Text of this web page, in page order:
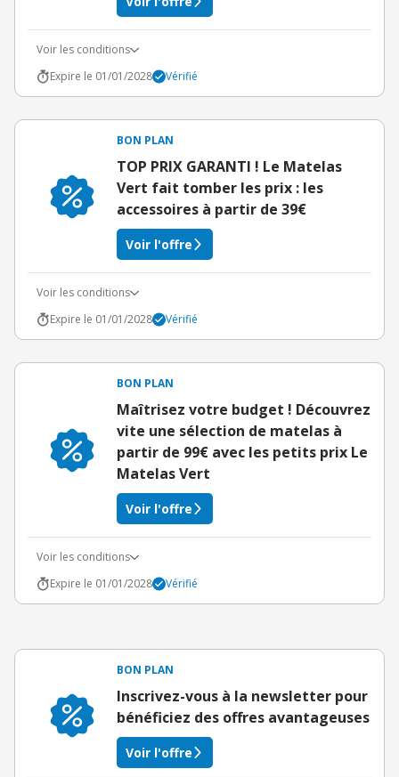
Voir les conditions
Expire le 01/01/2028
Vérifié
BON PLAN
TOP PRIX GARANTI ! Le Matelas
Vert fait tomber les prix : les
accessoires à partir de 39€
Voir l'offre
Voir les conditions
Expire le 01/01/2028
Vérifié
BON PLAN
Maîtrisez votre budget ! Découvrez
vite une sélection de matelas à
partir de 99€ avec les petits prix Le
Matelas Vert
Voir l'offre
Voir les conditions
Expire le 01/01/2028
Vérifié
BON PLAN
Inscrivez-vous à la newsletter pour
bénéficiez des offres avantageuses
Voir l'offre